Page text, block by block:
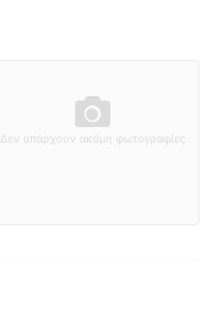
Δεν υπάρχουν ακόμη φωτογραφίες